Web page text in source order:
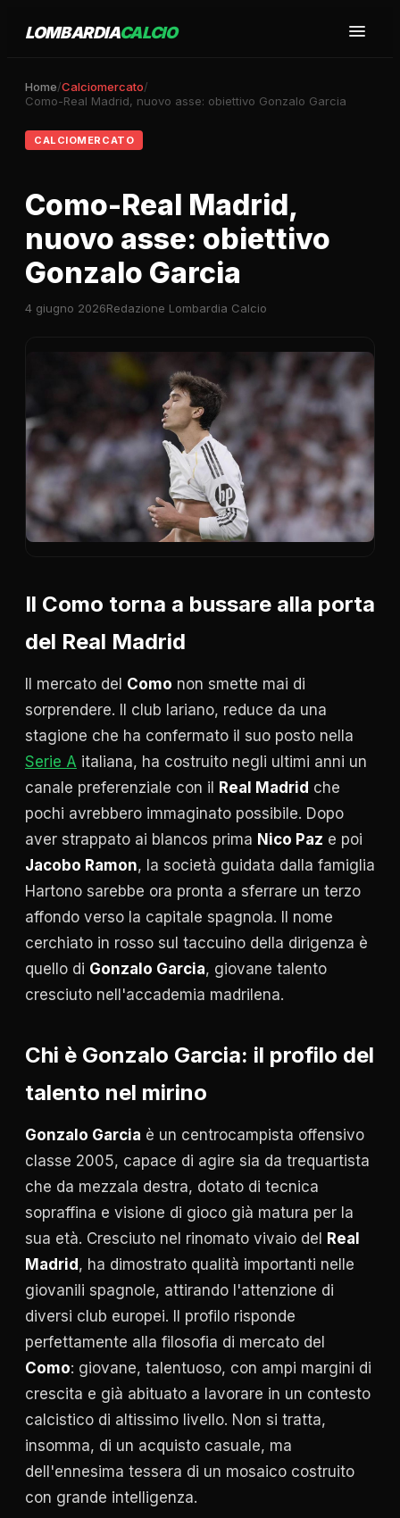
LOMBARDIACALCIO
Home/Calciomercato/
Como-Real Madrid, nuovo asse: obiettivo Gonzalo Garcia
CALCIOMERCATO
Como-Real Madrid,
nuovo asse: obiettivo
Gonzalo Garcia
4 giugno 2026Redazione Lombardia Calcio
Il Como torna a bussare alla porta
del Real Madrid
Il mercato del Como non smette mai di
sorprendere. Il club lariano, reduce da una
stagione che ha confermato il suo posto nella
Serie A italiana, ha costruito negli ultimi anni un
canale preferenziale con il
Real Madrid che
pochi avrebbero immaginato possibile. Dopo
aver strappato ai blancos prima Nico Paz e poi
Jacobo Ramon, la società guidata dalla famiglia
Hartono sarebbe ora pronta a sferrare un terzo
affondo verso la capitale spagnola. Il nome
cerchiato in rosso sul taccuino della dirigenza è
quello di Gonzalo Garcia, giovane talento
cresciuto nell'accademia madrilena.
Chi è Gonzalo Garcia: il profilo del
talento nel mirino
Gonzalo Garcia è un centrocampista offensivo
classe 2005, capace di agire sia da trequartista
che da mezzala destra, dotato di tecnica
sopraffina e visione di gioco già matura per la
sua età. Cresciuto nel rinomato vivaio del
Real
Madrid , ha dimostrato qualità importanti nelle
giovanili spagnole, attirando l'attenzione di
diversi club europei. Il profilo risponde
perfettamente alla filosofia di mercato del
Como: giovane, talentuoso, con ampi margini di
crescita e già abituato a lavorare in un contesto
calcistico di altissimo livello. Non si tratta,
insomma, di un acquisto casuale, ma
dell'ennesima tessera di un mosaico costruito
con grande intelligenza.